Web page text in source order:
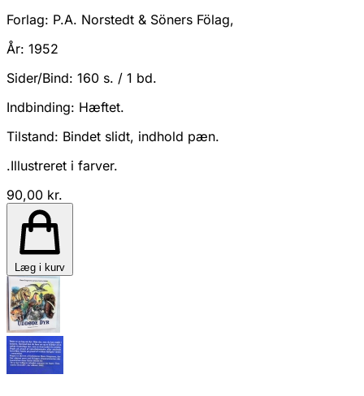
Forlag: P.A. Norstedt & Söners Fölag,
År: 1952
Sider/Bind: 160 s. / 1 bd.
Indbinding: Hæftet.
Tilstand: Bindet slidt, indhold pæn.
.Illustreret i farver.
90,00 kr.
Læg i kurv